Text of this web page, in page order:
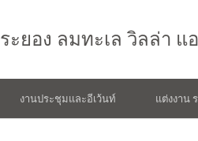
ระยอง ลมทะเล วิลล่า แ
งานประชุมและอีเว้นท์ แต่งงาน